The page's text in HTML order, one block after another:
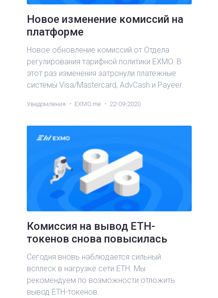
Новое изменение комиссий на
платформе
Новое обновление комиссий от Отдела
регулирования тарифной политики EXMO. В
этот раз изменения затронули платежные
системы Visa/Mastercard, AdvCash и Payeer.
Уведомления EXMO.me 22-09-2020
Комиссия на вывод ETH-
токенов снова повысилась
Сегодня вновь наблюдается сильный
всплеск в нагрузке сети ETH. Мы
рекомендуем по возможности отложить
вывод ETH-токенов.